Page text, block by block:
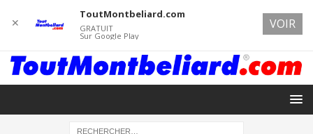
✕
ToutMontbeliard.com
GRATUIT
Sur Google Play
VOIR